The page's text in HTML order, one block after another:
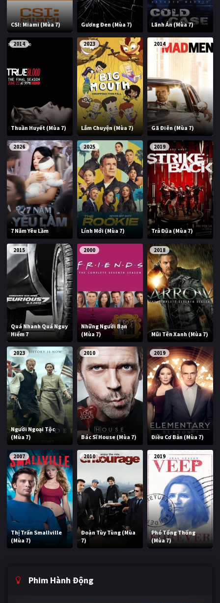
CSI: Miami (Mùa 7) Gương Đen (Mùa 7) Lãnh Án (Mùa 7)
2014
Thuần Huyết (Mùa 7)
2023
Lắm Chuyện (Mùa 7)
2014
Gã Điên (Mùa 7)
2026
7 Năm Yêu Lầm
2025
Lính Mới (Mùa 7)
2019
Trả Đũa (Mùa 7)
2015
Quá Nhanh Quá Nguy
Hiểm 7
2000
Những Người Bạn
(Mùa 7)
2018
Mũi Tên Xanh (Mùa 7)
2023
Người Ngoại Tộc
(Mùa 7)
2010
Bác Sĩ House (Mùa 7)
2019
Điều Cơ Bản (Mùa 7)
2007
Thị Trấn Smallville
(Mùa 7)
2010
Đoàn Tùy Tùng (Mùa
7)
2019
Phó Tổng Thống
(Mùa 7)
Phim Hành Động